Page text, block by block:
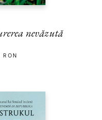
nevăzută